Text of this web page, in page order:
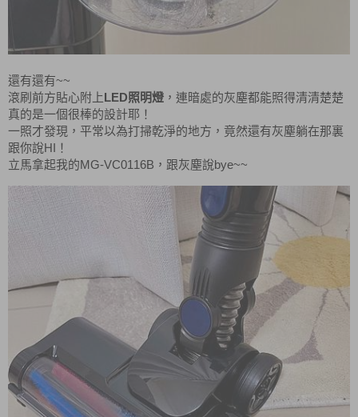
還有還有~~
滾刷前方貼心附上LED照明燈 ，連暗處的灰塵都能照得清清楚楚
真的是一個很棒的設計耶！
一照才發現，平常以為打掃乾淨的地方，竟然還有灰塵躺在那裏
跟你說HI ！
立馬拿起我的MG-VC0116B ，跟灰塵說bye~~